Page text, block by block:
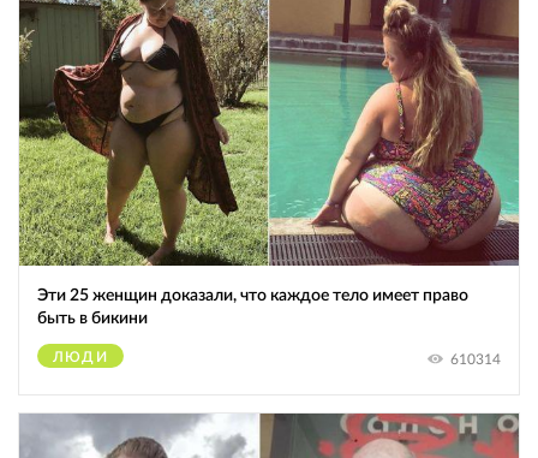
Эти 25 женщин доказали, что каждое тело имеет право
быть в бикини
ЛЮДИ 610314